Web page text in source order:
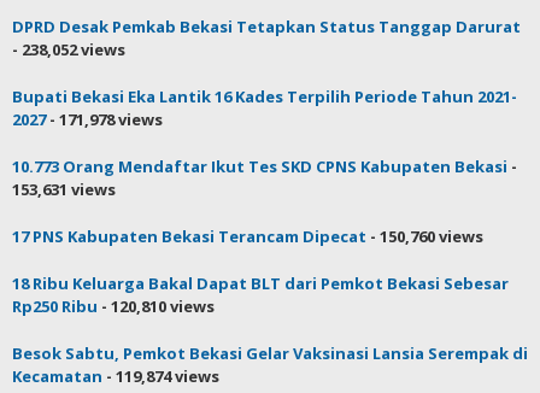
DPRD Desak Pemkab Bekasi Tetapkan Status Tanggap Darurat
- 238,052 views
Bupati Bekasi Eka Lantik 16 Kades Terpilih Periode Tahun 2021-
2027- 171,978 views
10.773 Orang Mendaftar Ikut Tes SKD CPNS Kabupaten Bekasi -
153,631 views
17 PNS Kabupaten Bekasi Terancam Dipecat - 150,760 views
18 Ribu Keluarga Bakal Dapat BLT dari Pemkot Bekasi Sebesar
Rp250 Ribu - 120,810 views
Besok Sabtu, Pemkot Bekasi Gelar Vaksinasi Lansia Serempak di
Kecamatan - 119,874 views